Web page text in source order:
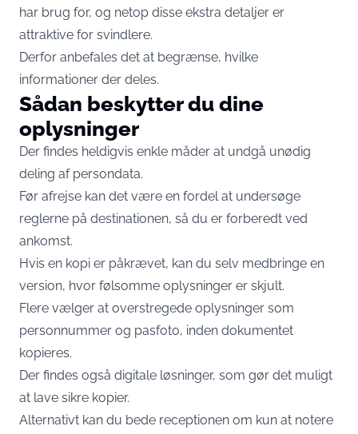
har brug for, og netop disse ekstra detaljer er
attraktive for svindlere.
Derfor anbefales det at begrænse, hvilke
informationer der deles.
Sådan beskytter du dine
oplysninger
Der findes heldigvis enkle måder at undgå unødig
deling af persondata.
Før afrejse kan det være en fordel at undersøge
reglerne på destinationen, så du er forberedt ved
ankomst.
Hvis en kopi er påkrævet, kan du selv medbringe en
version, hvor følsomme oplysninger er skjult.
Flere vælger at overstregede oplysninger som
personnummer og pasfoto, inden dokumentet
kopieres.
Der findes også digitale løsninger, som gør det muligt
at lave sikre kopier.
Alternativt kan du bede receptionen om kun at notere